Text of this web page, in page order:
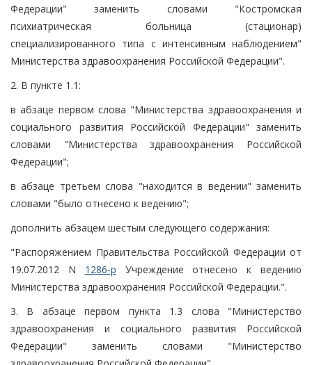
Федерации" заменить словами "Костромская
психиатрическая больница (стационар)
специализированного типа с интенсивным наблюдением"
Министерства здравоохранения Российской Федерации".
2. В пункте 1.1:
в абзаце первом слова "Министерства здравоохранения и
социального развития Российской Федерации" заменить
словами "Министерства здравоохранения Российской
Федерации";
в абзаце третьем слова "находится в ведении" заменить
словами "было отнесено к ведению";
дополнить абзацем шестым следующего содержания:
"Распоряжением Правительства Российской Федерации от
19.07.2012 N 1286-р Учреждение отнесено к ведению
Министерства здравоохранения Российской Федерации.".
3. В абзаце первом пункта 1.3 слова "Министерство
здравоохранения и социального развития Российской
Федерации" заменить словами "Министерство